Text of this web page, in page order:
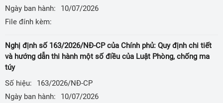
Ngày ban hành:
10/07/2026
File đính kèm:
Nghị định số 163/2026/NĐ-CP của Chính phủ: Quy định chi tiết
và hướng dẫn thi hành một số điều của Luật Phòng, chống ma
túy
Số hiệu:
163/2026/NĐ-CP
Ngày ban hành:
10/07/2026